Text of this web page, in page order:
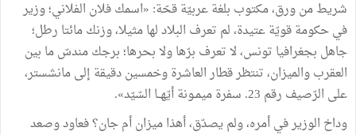
شريط من ورق، مكتوب بلغة عربيّة قحّة: «اسمك فلان الفلاني؛ وزير
في حكومة قويّة عتيدة، لم تعرف البلاد لها مثيلا، وزنك مائتا رطل؛
جاهل بجغرافيا تونس، لا تعرف برّها ولا بحرها؛ برجك مندسّ ما بين
العقرب والميزان، تنتظر قطار العاشرة وخمسين دقيقة إلى مانشستر،
على الرّصيف رقم 23. سفرة ميمـونة أيّهــا السّيّد».
وداخ الوزير في أمره، ولم يصدّق، أهذا ميزان أم جان؟ فعاود وصعد